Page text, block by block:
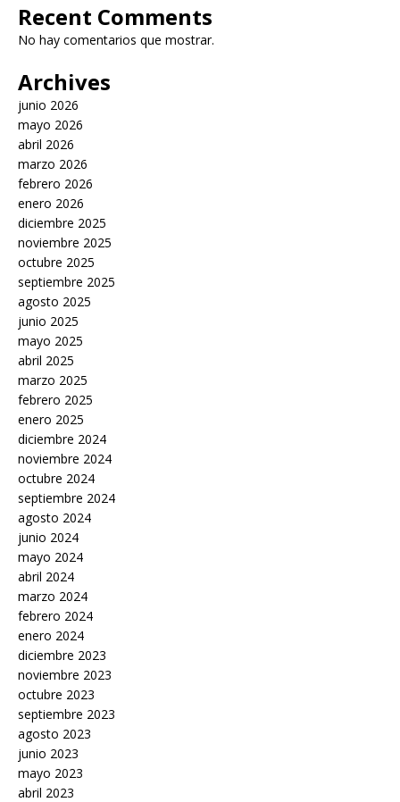
Recent Comments
No hay comentarios que mostrar.
Archives
junio 2026
mayo 2026
abril 2026
marzo 2026
febrero 2026
enero 2026
diciembre 2025
noviembre 2025
octubre 2025
septiembre 2025
agosto 2025
junio 2025
mayo 2025
abril 2025
marzo 2025
febrero 2025
enero 2025
diciembre 2024
noviembre 2024
octubre 2024
septiembre 2024
agosto 2024
junio 2024
mayo 2024
abril 2024
marzo 2024
febrero 2024
enero 2024
diciembre 2023
noviembre 2023
octubre 2023
septiembre 2023
agosto 2023
junio 2023
mayo 2023
abril 2023